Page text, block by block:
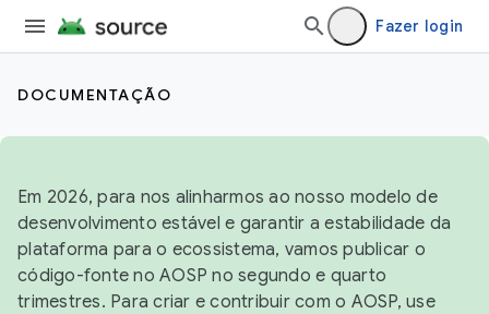
Fazer login
DOCUMENTAÇÃO
Em 2026, para nos alinharmos ao nosso modelo de
desenvolvimento estável e garantir a estabilidade da
plataforma para o ecossistema, vamos publicar o
código-fonte no AOSP no segundo e quarto
trimestres. Para criar e contribuir com o AOSP, use